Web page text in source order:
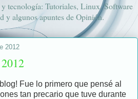
tecnología: Tutoriales, Linux, Software
y algunos apuntes de Opinión.
2012
Fue lo primero que pensé al
tan precario que tuve durante